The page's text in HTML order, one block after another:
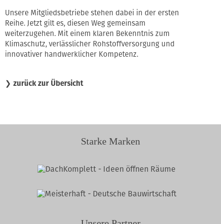
Unsere Mitgliedsbetriebe stehen dabei in der ersten
Reihe. Jetzt gilt es, diesen Weg gemeinsam
weiterzugehen. Mit einem klaren Bekenntnis zum
Klimaschutz, verlässlicher Rohstoffversorgung und
innovativer handwerklicher Kompetenz.
❯ zurück zur Übersicht
Starke Marken